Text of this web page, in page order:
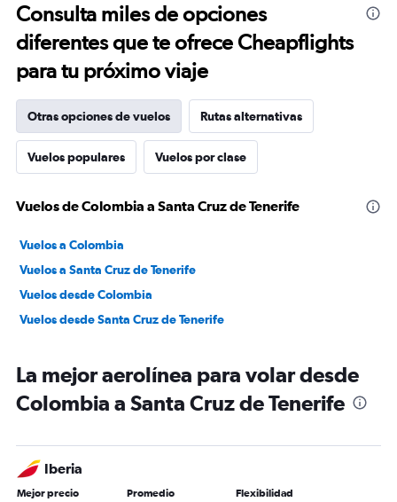
Consulta miles de opciones
diferentes que te ofrece Cheapflights
para tu próximo viaje
Otras opciones de vuelos Rutas alternativas
Vuelos populares Vuelos por clase
Vuelos de Colombia a Santa Cruz de Tenerife
Vuelos a Colombia
Vuelos a Santa Cruz de Tenerife
Vuelos desde Colombia
Vuelos desde Santa Cruz de Tenerife
La mejor aerolínea para volar desde
Colombia a Santa Cruz de Tenerife
Iberia
Mejor precio Promedio Flexibilidad